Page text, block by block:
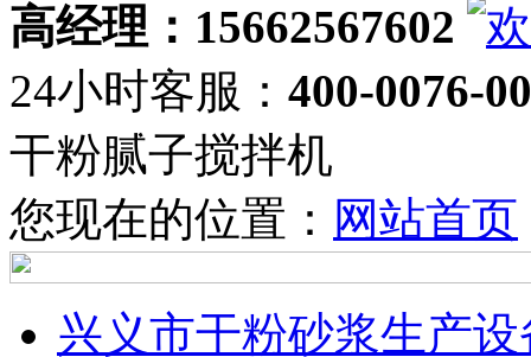
高经理：15662567602
24小时客服： 400-0076-
干粉腻子搅拌机
您现在的位置： 网站首页
兴义市干粉砂浆生产设